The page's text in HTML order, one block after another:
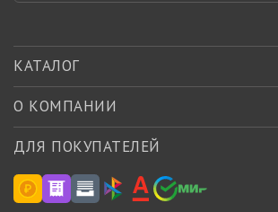
КАТАЛОГ
О КОМПАНИИ
ДЛЯ ПОКУПАТЕЛЕЙ